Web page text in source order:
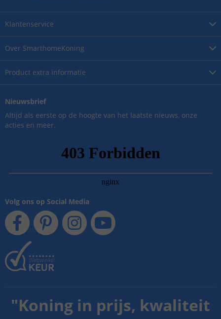
Over SmarthomeKoning
Product extra informatie
Klantenservice
Nieuwsbrief
Altijd als eerste op de hoogte van het laatste nieuws, onze
acties en meer.
Volg ons op Social Media
"Koning in prijs, kwaliteit